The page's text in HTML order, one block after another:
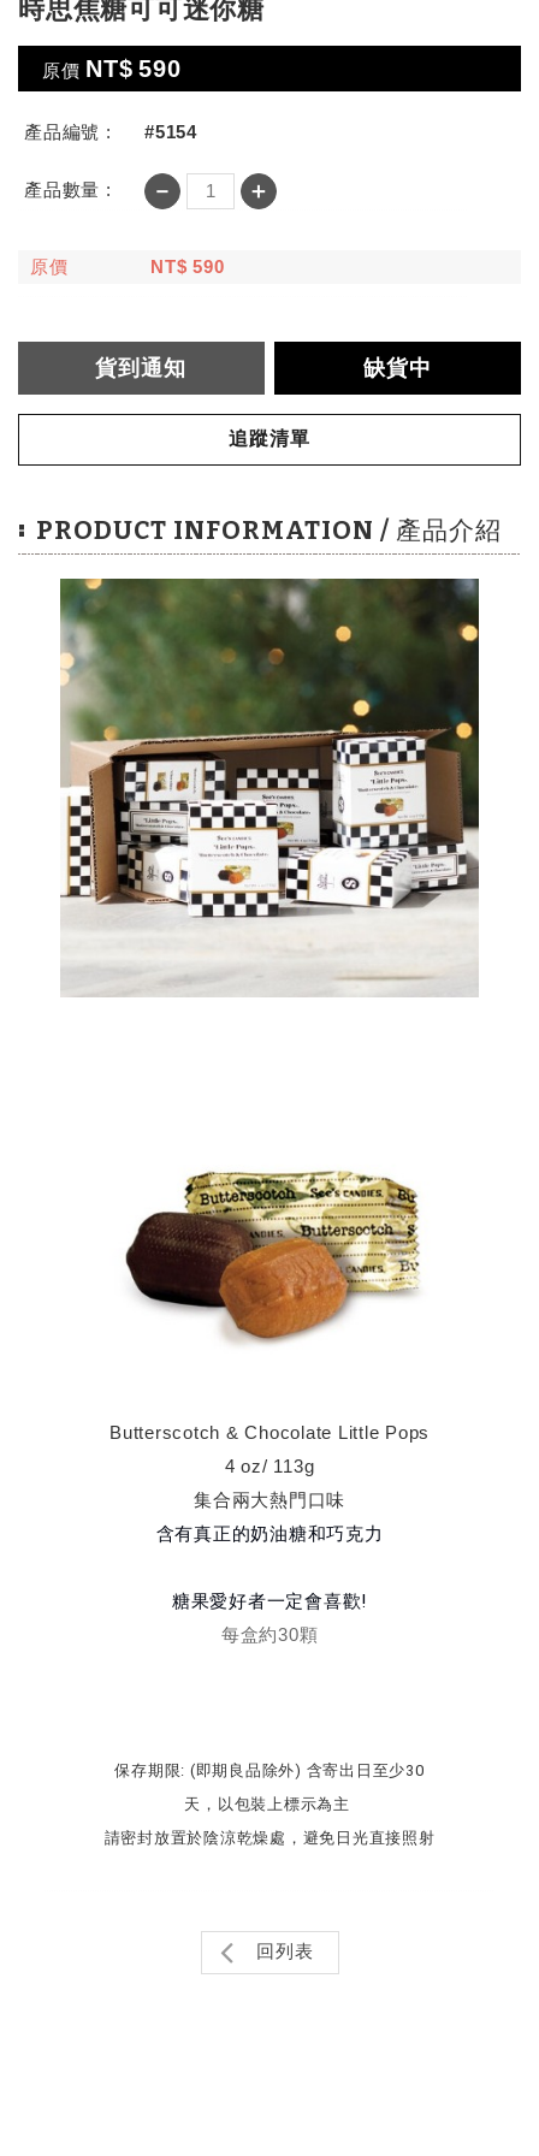
時思焦糖可可迷你糖
原價 NT$ 590
產品編號 : #5154
產品數量 : ＋
－
原價 NT$ 590
貨到通知 缺貨中
追蹤清單
PRODUCT INFORMATION / 產品介紹
Butterscotch & Chocolate Little Pops
4 oz/ 113g
集合兩大熱門口味
含有真正的奶油糖和巧克力
糖果愛好者一定會喜歡!
每盒約30顆
保存期限: (即期良品除外) 含寄出日 至少30
天，以包裝上標示為主
請密封放置於陰涼乾燥處，避免日光直接照射
回列表